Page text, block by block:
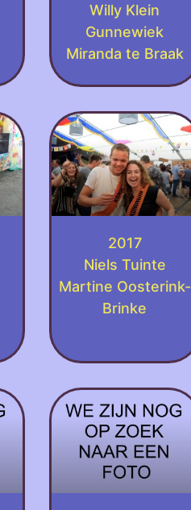
Willy Klein
Gunnewiek
Miranda te Braak
2017
Niels Tuinte
Martine Oosterink-
Brinke